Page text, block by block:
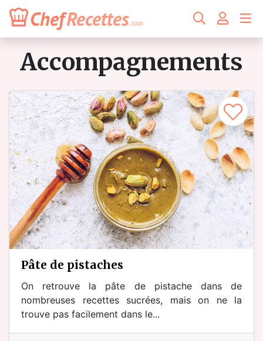
ChefRecettes.com
accompagnements
pâte de pistaches
On retrouve la pâte de pistache dans de
nombreuses recettes sucrées, mais on ne la
trouve pas facilement dans le...